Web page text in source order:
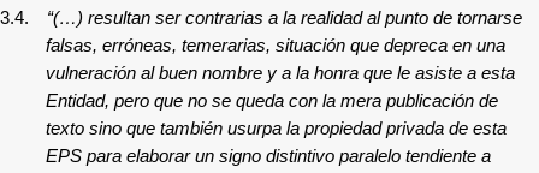
3.4.
“(…) resultan ser contrarias a la realidad al punto de tornarse
falsas, erróneas, temerarias, situación que depreca en una
vulneración al buen nombre y a la honra que le asiste a esta
Entidad, pero que no se queda con la mera publicación de
texto sino que también usurpa la propiedad privada de esta
EPS para elaborar un signo distintivo paralelo tendiente a